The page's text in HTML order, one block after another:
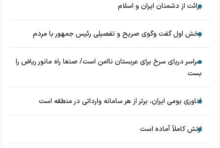
برائت از دشمنان ایران و اسلام
بخش اول گفت وگوی صریح و تفصیلی رئیس جمهور با مردم
سراسر دریای سرخ برای عربستان ناامن است/ صنعا راه مانور ریاض را
بست
فناوری بومی ایران، برتر از هر سامانه وارداتی در منطقه است
ارتش کاملاً آماده است